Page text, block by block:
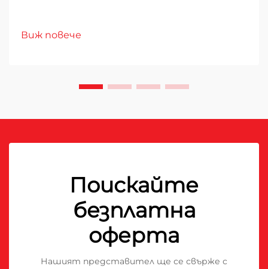
Виж повече
Поискайте
безплатна
оферта
Нашият представител ще се свърже с